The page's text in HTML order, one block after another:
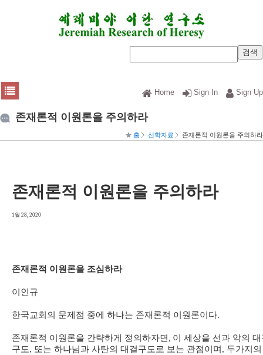
Home Sign In Sign Up
존재론적 이원론을 주의하라
홈 신학자료 존재론적 이원론을 주의하라
존재론적 이원론을 주의하라
1월 28, 2020
존재론적 이원론을 조심하라
이인규
한국교회의 문제점 중에 하나는 존재론적 이원론이다.
존재론적 이원론을 간략하게 정의하자면 , 이 세상을 선과 악의 대
구도, 또는 하나님과 사탄의 대결구도로 보는 관점이며 , 두가지